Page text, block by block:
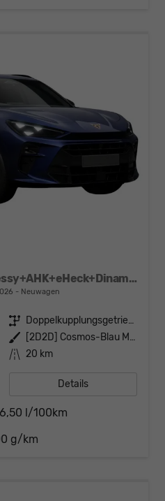
1.5 eTSI DSG Matrix+Kessy+AHK+eHeck+Dinamica+CarPlay+eHeck+GV5
Neuwagen
Getriebe
Doppelkupplungsgetriebe (DSG)
Außenfarbe
[2D2D] Cosmos-Blau Metallic
Kilometerstand 20 km
Details
6,50 l/100km
g/km